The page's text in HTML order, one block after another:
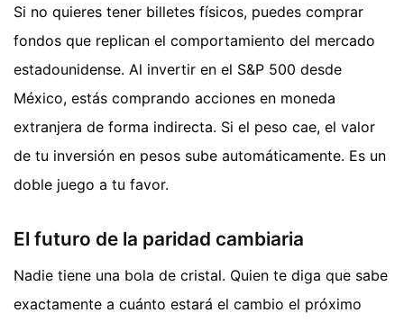
Si no quieres tener billetes físicos, puedes comprar
fondos que replican el comportamiento del mercado
estadounidense. Al invertir en el S&P 500 desde
México, estás comprando acciones en moneda
extranjera de forma indirecta. Si el peso cae, el valor
de tu inversión en pesos sube automáticamente. Es un
doble juego a tu favor.
El futuro de la paridad cambiaria
Nadie tiene una bola de cristal. Quien te diga que sabe
exactamente a cuánto estará el cambio el próximo